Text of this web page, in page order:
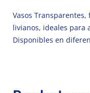
Vasos
livianos, ideales para
Disponibles en